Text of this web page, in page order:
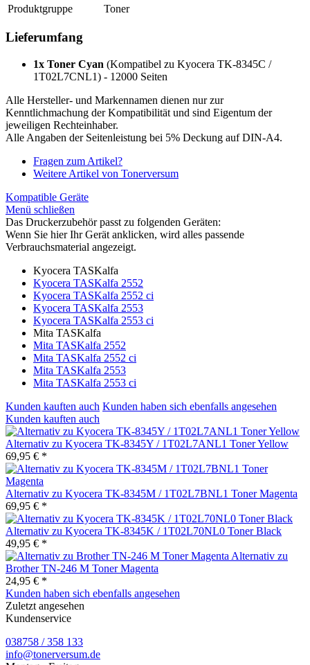
Produktgruppe
Toner
Lieferumfang
1x Toner Cyan (Kompatibel zu Kyocera TK-8345C /
1T02L7CNL1) - 12000 Seiten
Alle Hersteller- und Markennamen dienen nur zur
Kenntlichmachung der Kompatibilität und sind Eigentum der
jeweiligen Rechteinhaber.
Alle Angaben der Seitenleistung bei 5% Deckung auf DIN-A4.
Fragen zum Artikel?
Weitere Artikel von Tonerversum
Kompatible Geräte
Menü schließen
Das Druckerzubehör passt zu folgenden Geräten:
Wenn Sie hier Ihr Gerät anklicken, wird alles passende
Verbrauchsmaterial angezeigt.
Kyocera TASKalfa
Kyocera TASKalfa 2552
Kyocera TASKalfa 2552 ci
Kyocera TASKalfa 2553
Kyocera TASKalfa 2553 ci
Mita TASKalfa
Mita TASKalfa 2552
Mita TASKalfa 2552 ci
Mita TASKalfa 2553
Mita TASKalfa 2553 ci
Kunden kauften auch Kunden haben sich ebenfalls angesehen
Kunden kauften auch
Alternativ zu Kyocera TK-8345Y / 1T02L7ANL1 Toner Yellow
69,95 € *
Alternativ zu Kyocera TK-8345M / 1T02L7BNL1 Toner Magenta
69,95 € *
Alternativ zu Kyocera TK-8345K / 1T02L70NL0 Toner Black
49,95 € *
Alternativ zu
Brother TN-246 M Toner Magenta
24,95 € *
Kunden haben sich ebenfalls angesehen
Zuletzt angesehen
Kundenservice
038758 / 358 133
info@tonerversum.de